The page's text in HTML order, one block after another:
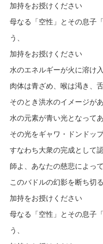
加持をお授けください
母なる「空性」とその息子
う、
加持をお授けください
水のエネルギーが火に溶け
肉体は青ざめ、喉は渇き、
そのとき洪水のイメージが
水の元素が青い光となって
その光をギャワ・ドンドッ
すなわち大衆の完成として
師よ、あなたの慈悲によっ
このバドルの幻影を断ち切
加持をお授けください
母なる「空性」とその息子
う、